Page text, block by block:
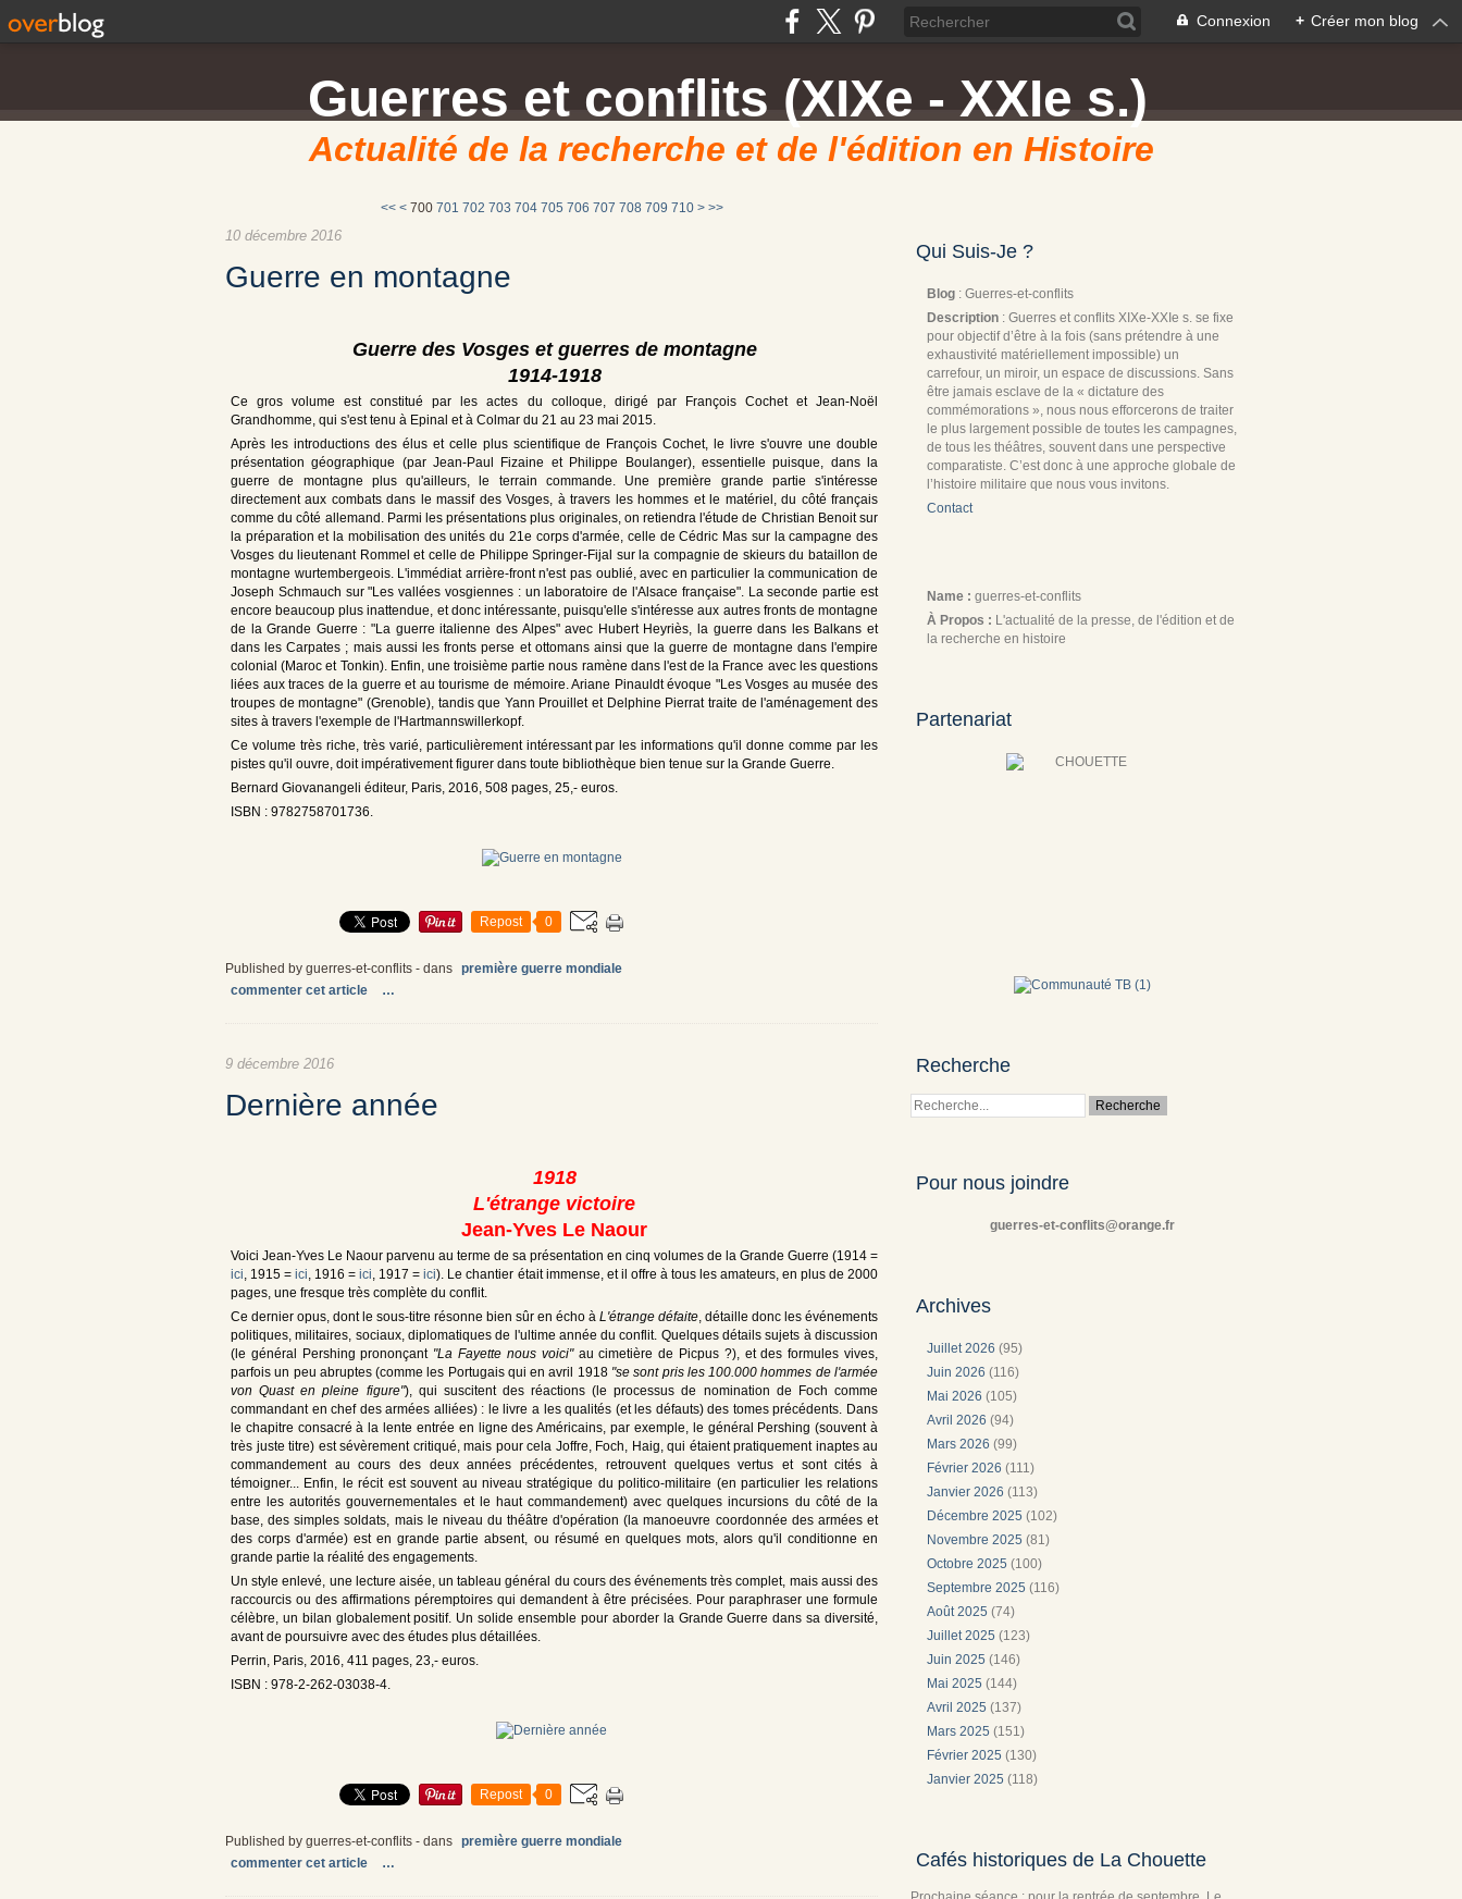
Connexion + Créer mon blog
Guerres et conflits (XIXe - XXIe s.)
Actualité de la recherche et de l'édition en Histoire
<< < 700 701 702 703 704 705 706 707 708 709 710 720
730
740
750
760
770
780
790
800
900
1000
> >>
10 décembre 2016
Guerre en montagne
Guerre des Vosges et guerres de montagne
1914-1918
Ce gros volume est constitué par les actes du colloque, dirigé par François Cochet et Jean-Noël
Grandhomme, qui s'est tenu à Epinal et à Colmar du 21 au 23 mai 2015.
Après les introductions des élus et celle plus scientifique de François Cochet, le livre s'ouvre une double
présentation géographique (par Jean-Paul Fizaine et Philippe Boulanger), essentielle puisque, dans la
guerre de montagne plus qu'ailleurs, le terrain commande. Une première grande partie s'intéresse
directement aux combats dans le massif des Vosges, à travers les hommes et le matériel, du côté français
comme du côté allemand. Parmi les présentations plus originales, on retiendra l'étude de Christian Benoit sur
la préparation et la mobilisation des unités du 21e corps d'armée, celle de Cédric Mas sur la campagne des
Vosges du lieutenant Rommel et celle de Philippe Springer-Fijal sur la compagnie de skieurs du bataillon de
montagne wurtembergeois. L'immédiat arrière-front n'est pas oublié, avec en particulier la communication de
Joseph Schmauch sur "Les vallées vosgiennes : un laboratoire de l'Alsace française". La seconde partie est
encore beaucoup plus inattendue, et donc intéressante, puisqu'elle s'intéresse aux autres fronts de montagne
de la Grande Guerre : "La guerre italienne des Alpes" avec Hubert Heyriès, la guerre dans les Balkans et
dans les Carpates ; mais aussi les fronts perse et ottomans ainsi que la guerre de montagne dans l'empire
colonial (Maroc et Tonkin). Enfin, une troisième partie nous ramène dans l'est de la France avec les questions
liées aux traces de la guerre et au tourisme de mémoire. Ariane Pinauldt évoque "Les Vosges au musée des
troupes de montagne" (Grenoble), tandis que Yann Prouillet et Delphine Pierrat traite de l'aménagement des
sites à travers l'exemple de l'Hartmannswillerkopf.
Ce volume très riche, très varié, particulièrement intéressant par les informations qu'il donne comme par les
pistes qu'il ouvre, doit impérativement figurer dans toute bibliothèque bien tenue sur la Grande Guerre.
Bernard Giovanangeli éditeur, Paris, 2016, 508 pages, 25,- euros.
ISBN : 9782758701736.
Repost 0
Published by guerres-et-conflits - dans première guerre mondiale
commenter cet article
…
9 décembre 2016
Dernière année
1918
L'étrange victoire
Jean-Yves Le Naour
Voici Jean-Yves Le Naour parvenu au terme de sa présentation en cinq volumes de la Grande Guerre (1914 =
ici, 1915 =ici, 1916 =ici, 1917 =ici). Le chantier était immense, et il offre à tous les amateurs, en plus de 2000
pages, une fresque très complète du conflit.
Ce dernier opus, dont le sous-titre résonne bien sûr en écho à L'étrange défaite, détaille donc les événements
politiques, militaires, sociaux, diplomatiques de l'ultime année du conflit. Quelques détails sujets à discussion
(le général Pershing prononçant "La Fayette nous voici"au cimetière de Picpus ?), et des formules vives,
parfois un peu abruptes (comme les Portugais qui en avril 1918 "se sont pris les 100.000 hommes de l'armée
von Quast en pleine figure"), qui suscitent des réactions (le processus de nomination de Foch comme
commandant en chef des armées alliées) : le livre a les qualités (et les défauts) des tomes précédents. Dans
le chapitre consacré à la lente entrée en ligne des Américains, par exemple, le général Pershing (souvent à
très juste titre) est sévèrement critiqué, mais pour cela Joffre, Foch, Haig, qui étaient pratiquement inaptes au
commandement au cours des deux années précédentes, retrouvent quelques vertus et sont cités à
témoigner... Enfin, le récit est souvent au niveau stratégique du politico-militaire (en particulier les relations
entre les autorités gouvernementales et le haut commandement) avec quelques incursions du côté de la
base, des simples soldats, mais le niveau du théâtre d'opération (la manoeuvre coordonnée des armées et
des corps d'armée) est en grande partie absent, ou résumé en quelques mots, alors qu'il conditionne en
grande partie la réalité des engagements.
Un style enlevé, une lecture aisée, un tableau général du cours des événements très complet, mais aussi des
raccourcis ou des affirmations péremptoires qui demandent à être précisées. Pour paraphraser une formule
célèbre, un bilan globalement positif. Un solide ensemble pour aborder la Grande Guerre dans sa diversité,
avant de poursuivre avec des études plus détaillées.
Perrin, Paris, 2016, 411 pages, 23,- euros.
ISBN : 978-2-262-03038-4.
Repost 0
Published by guerres-et-conflits - dans première guerre mondiale
commenter cet article
…
Qui Suis-Je ?
Blog : Guerres-et-conflits
Description : Guerres et conflits XIXe-XXIe s. se fixe
pour objectif d’être à la fois (sans prétendre à une
exhaustivité matériellement impossible) un
carrefour, un miroir, un espace de discussions. Sans
être jamais esclave de la « dictature des
commémorations », nous nous efforcerons de traiter
le plus largement possible de toutes les campagnes,
de tous les théâtres, souvent dans une perspective
comparatiste. C’est donc à une approche globale de
l’histoire militaire que nous vous invitons.
Contact
Name : guerres-et-conflits
À Propos : L'actualité de la presse, de l'édition et de
la recherche en histoire
Partenariat
Recherche
Pour nous joindre
guerres-et-conflits@orange.fr
Archives
Juillet 2026 (95)
Juin 2026 (116)
Mai 2026 (105)
Avril 2026 (94)
Mars 2026 (99)
Février 2026 (111)
Janvier 2026 (113)
Décembre 2025 (102)
Novembre 2025 (81)
Octobre 2025 (100)
Septembre 2025 (116)
Août 2025 (74)
Juillet 2025 (123)
Juin 2025 (146)
Mai 2025 (144)
Avril 2025 (137)
Mars 2025 (151)
Février 2025 (130)
Janvier 2025 (118)
Cafés historiques de La Chouette